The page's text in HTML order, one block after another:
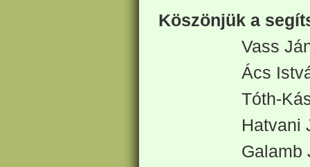
Köszönjük a
Vass
Ács
Tóth-
Hatvani
Galamb